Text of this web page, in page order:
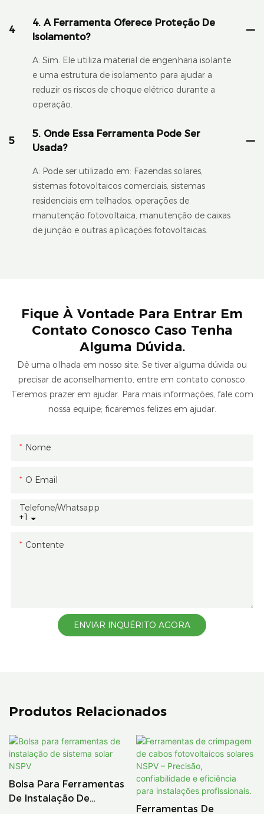
4
4. A Ferramenta Oferece Proteção De
Isolamento?
A: Sim. Ele utiliza material de engenharia isolante
e uma estrutura de isolamento para ajudar a
reduzir os riscos de choque elétrico durante a
operação.
5
5. Onde Essa Ferramenta Pode Ser
Usada?
A: Pode ser utilizado em: Fazendas solares,
sistemas fotovoltaicos comerciais, sistemas
residenciais em telhados, operações de
manutenção fotovoltaica, manutenção de caixas
de junção e outras aplicações fotovoltaicas.
Fique À Vontade Para Entrar Em
Contato Conosco Caso Tenha
Alguma Dúvida.
Dê uma olhada em nosso site. Se tiver alguma dúvida ou
precisar de aconselhamento, entre em contato conosco.
Teremos prazer em ajudar. Para mais informações, fale com
nossa equipe; ficaremos felizes em ajudar.
Nome
O Email
+1
Telefone/whatsapp
Contente
ENVIAR INQUÉRITO AGORA
Produtos Relacionados
Bolsa Para Ferramentas
De Instalação De
Ferramentas De